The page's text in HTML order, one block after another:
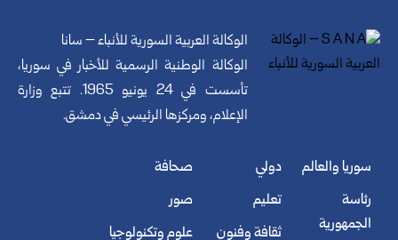
الوكالة العربية السورية للأنباء – سانا
الوكالة الوطنية الرسمية للأخبار في سوريا،
تأسست في 24 يونيو 1965. تتبع وزارة
الإعلام، ومركزها الرئيسي في دمشق.
سوريا والعالم
رئاسة
الجمهورية
دولي
تعليم
ثقافة وفنون
صحافة
صور
علوم وتكنولوجيا